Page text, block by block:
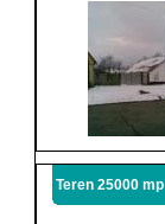
Teren 25000 mp